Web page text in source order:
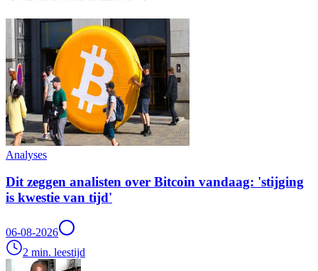
Analyses
Dit zeggen analisten over Bitcoin vandaag: 'stijging
is kwestie van tijd'
06-08-2026
2 min. leestijd